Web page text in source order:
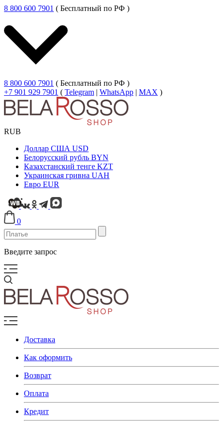
8 800 600 7901 ( Бесплатный по РФ )
8 800 600 7901 ( Бесплатный по РФ )
+7 901 929 7901 ( Telegram | WhatsApp | MAX )
RUB
Доллар США USD
Белорусский рубль BYN
Казахстанский тенге KZT
Украинская гривна UAH
Евро EUR
0
Введите запрос
Доставка
Как оформить
Возврат
Оплата
Кредит